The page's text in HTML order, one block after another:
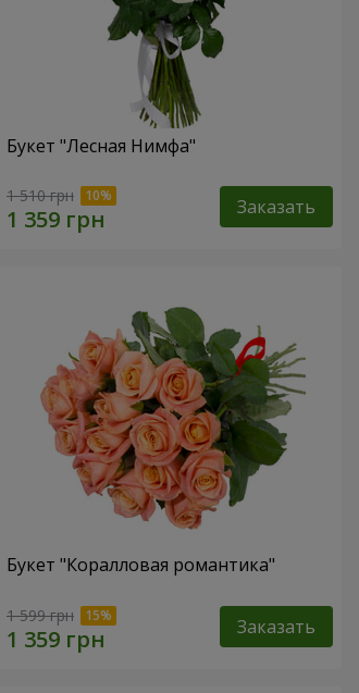
Букет "Лесная Нимфа"
1 510 грн Заказать
Букет "Коралловая романтика"
1 599 грн Заказать